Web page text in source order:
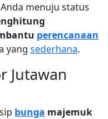
menuju status
perencanaan
yang sederhana.
Jutawan
bunga majemuk